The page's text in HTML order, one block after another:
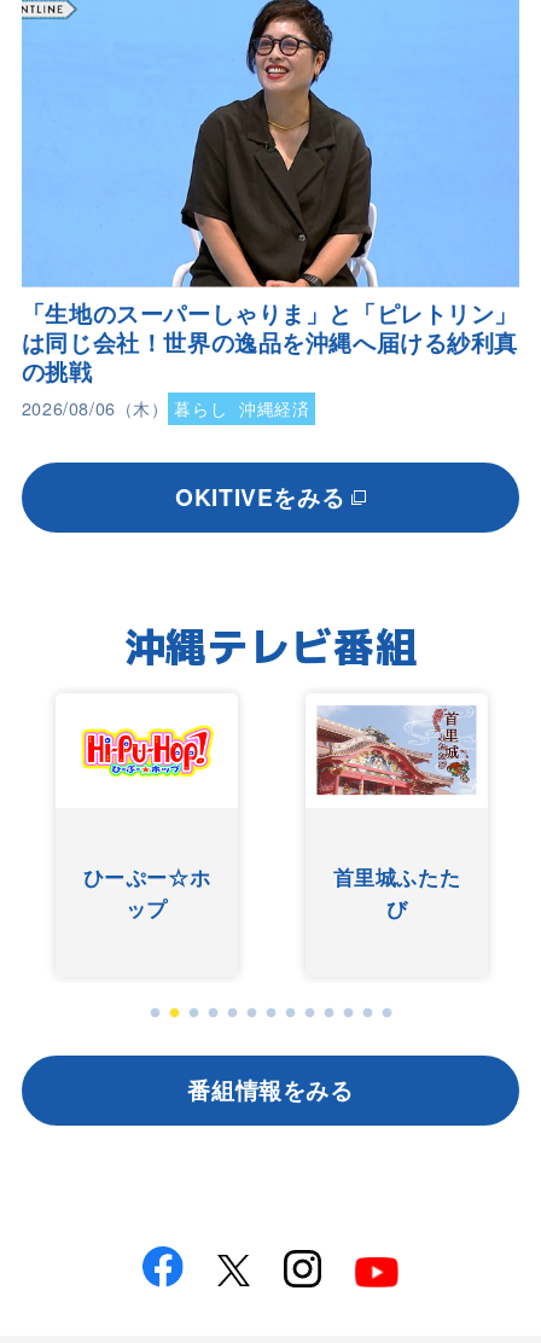
「生地のスーパーしゃりま」と「ピレトリン」
は同じ会社！世界の逸品を沖縄へ届ける紗利真
の挑戦
2026/08/06（木） 暮らし 沖縄経済
OKITIVEをみる
沖縄テレビ番組
ひーぷー☆ホ
ップ
首里城ふたた
び
番組情報をみる